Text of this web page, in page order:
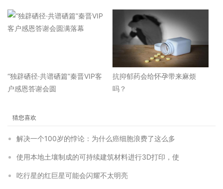
“独辟硒径·共谱硒篇”秦晋VIP客
户感恩答谢会圆
抗抑郁药会给怀孕带来麻烦
吗？
猜您喜欢
解决一个100岁的悖论：为什么癌细胞浪费了这么多
使用本地土壤制成的可持续建筑材料进行3D打印，使
吃行星的红巨星可能会闪耀不太明亮